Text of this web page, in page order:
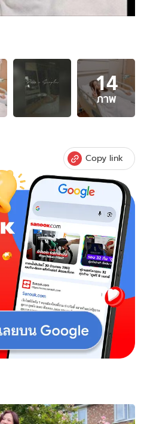
14
ภาพ
Copy link